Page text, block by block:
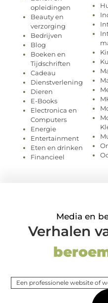
opleidingen
Beauty en
verzorging
Bedrijven
Blog
Boeken en
Tijdschriften
Cadeau
Dienstverlening
Dieren
E-Books
Electronica en
Computers
Energie
Entertainment
Eten en drinken
Financieel
Media en
Verhalen
Een professionele website of